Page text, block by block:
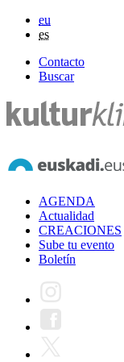
eu
es
Contacto
Buscar
AGENDA
Actualidad
CREACIONES
Sube tu evento
Boletín